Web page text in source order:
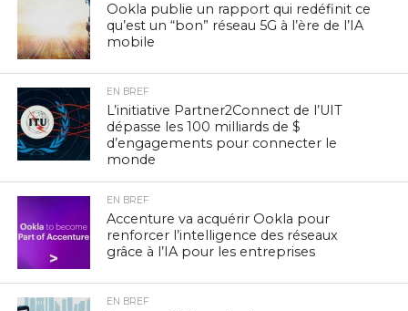
Ookla publie un rapport qui redéfinit ce
qu’est un “bon” réseau 5G à l’ère de l’IA
mobile
EN BREF
L’initiative Partner2Connect de l’UIT
dépasse les 100 milliards de $
d’engagements pour connecter le
monde
EN BREF
Accenture va acquérir Ookla pour
renforcer l’intelligence des réseaux
grâce à l’IA pour les entreprises
EN BREF